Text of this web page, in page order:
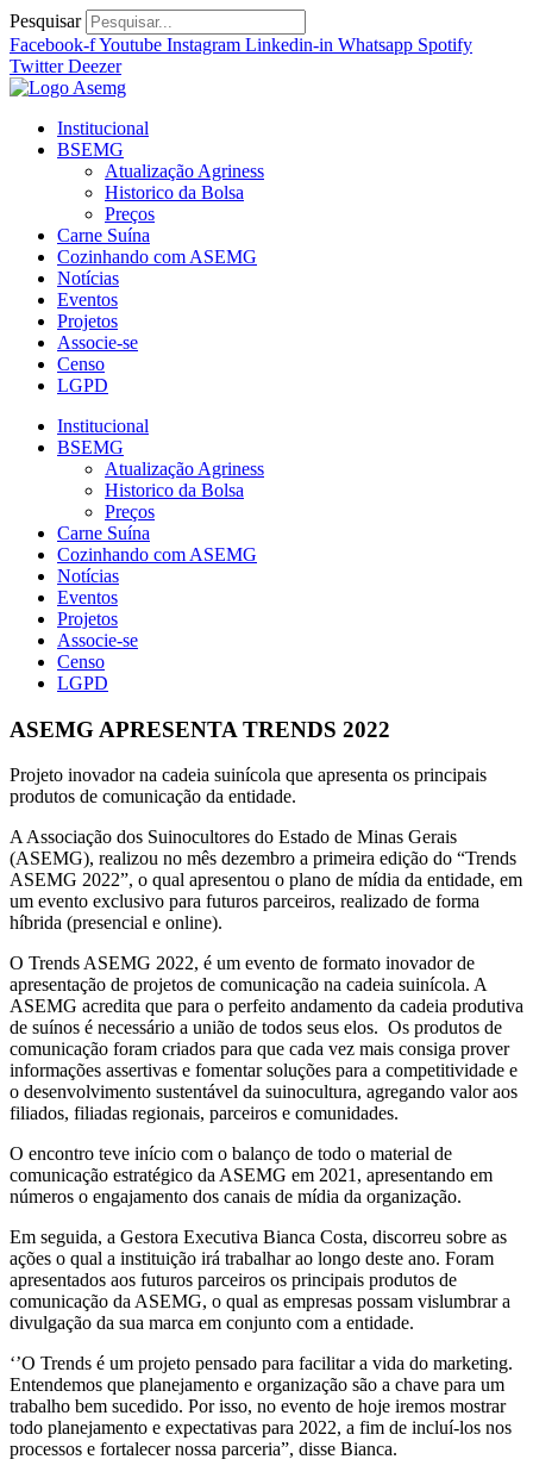
Ir
para
o
conteúdo
Pesquisar
Facebook-fYoutube Instagram Linkedin-in Whatsapp Spotify
Twitter Deezer
Institucional
BSEMG
Atualização Agriness
Historico da Bolsa
Preços
Carne Suína
Cozinhando com ASEMG
Notícias
Eventos
Projetos
Associe-se
Censo
LGPD
Institucional
BSEMG
Atualização Agriness
Historico da Bolsa
Preços
Carne Suína
Cozinhando com ASEMG
Notícias
Eventos
Projetos
Associe-se
Censo
LGPD
ASEMG APRESENTA TRENDS 2022
Projeto inovador na cadeia suinícola que apresenta os principais
produtos de comunicação da entidade.
A Associação dos Suinocultores do Estado de Minas Gerais
(ASEMG), realizou no mês dezembro a primeira edição do “Trends
ASEMG 2022”, o qual apresentou o plano de mídia da entidade, em
um evento exclusivo para futuros parceiros, realizado de forma
híbrida (presencial e online).
O Trends ASEMG 2022, é um evento de formato inovador de
apresentação de projetos de comunicação na cadeia suinícola. A
ASEMG acredita que para o perfeito andamento da cadeia produtiva
de suínos é necessário a união de todos seus elos. Os produtos de
comunicação foram criados para que cada vez mais consiga prover
informações assertivas e fomentar soluções para a competitividade e
o desenvolvimento sustentável da suinocultura, agregando valor aos
filiados, filiadas regionais, parceiros e comunidades.
O encontro teve início com o balanço de todo o material de
comunicação estratégico da ASEMG em 2021, apresentando em
números o engajamento dos canais de mídia da organização.
Em seguida, a Gestora Executiva Bianca Costa, discorreu sobre as
ações o qual a instituição irá trabalhar ao longo deste ano. Foram
apresentados aos futuros parceiros os principais produtos de
comunicação da ASEMG, o qual as empresas possam vislumbrar a
divulgação da sua marca em conjunto com a entidade.
‘’O Trends é um projeto pensado para facilitar a vida do marketing.
Entendemos que planejamento e organização são a chave para um
trabalho bem sucedido. Por isso, no evento de hoje iremos mostrar
todo planejamento e expectativas para 2022, a fim de incluí-los nos
processos e fortalecer nossa parceria”, disse Bianca.